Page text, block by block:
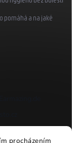
procházením
pomáhá a na jaké